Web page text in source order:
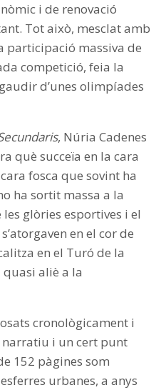
i de renovació
Tot això, mesclat amb
participació massiva de
competició, feia la
d’unes olimpíades
, Núria Cadenes
què succeïa en la cara
fosca que sovint ha
ha sortit massa a la
glòries esportives i el
en el cor de
en el Turó de la
quasi aliè a la
cronològicament i
i un cert punt
152 pàgines som
urbanes, a anys